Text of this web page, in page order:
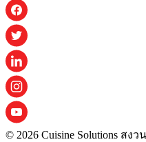
© 2026 Cuisine Solutions ส